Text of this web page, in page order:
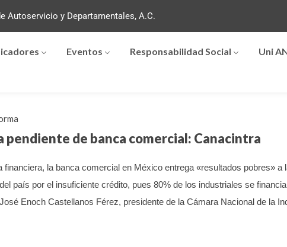
Autoservicio y Departamentales, A.C.
Eventos Responsabilidad Social Uni
pendiente de banca comercial: Canacintra
la banca comercial en México entrega «resultados pobres» a
país por el insuficiente crédito, pues 80% de los industriales se
Enoch Castellanos Férez, presidente de la Cámara Nacional de la